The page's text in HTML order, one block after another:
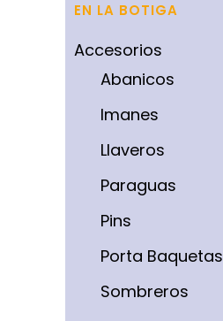
EN LA BOTIGA
Accesorios
Abanicos
Imanes
Llaveros
Paraguas
Pins
Porta Baquetas
Sombreros